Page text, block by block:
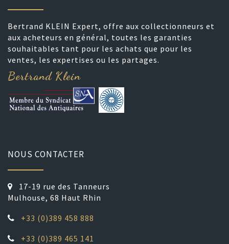
Bertrand KLEIN Expert, offre aux collectionneurs et
aux acheteurs en général, toutes les garanties
souhaitables tant pour les achats que pour les
ventes, les expertises ou les partages.
Bertrand Klein
NOUS CONTACTER
17-19 rue des Tanneurs
Mulhouse, 68 Haut Rhin
+33 (0)389 458 888
+33 (0)389 465 141